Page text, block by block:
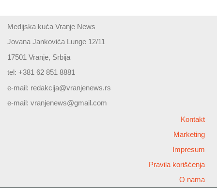
Medijska kuća Vranje News
Jovana Jankovića Lunge 12/11
17501 Vranje, Srbija
tel: +381 62 851 8881
e-mail: redakcija@vranjenews.rs
e-mail: vranjenews@gmail.com
Kontakt
Marketing
Impresum
Pravila korišćenja
O nama